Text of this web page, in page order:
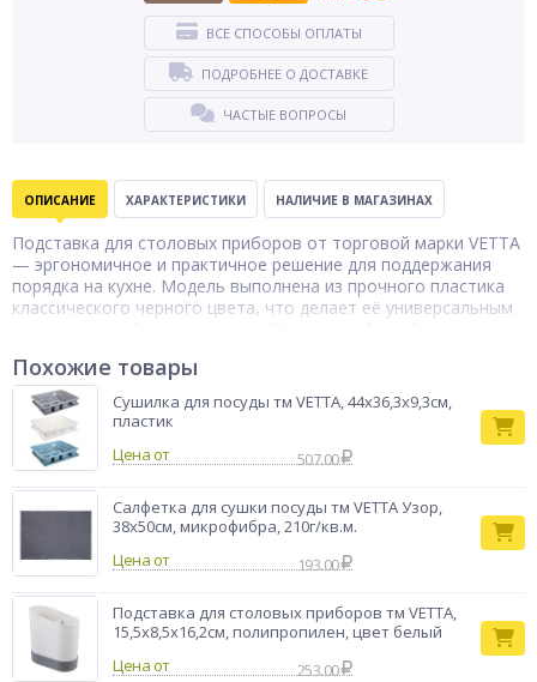
ВСЕ СПОСОБЫ ОПЛАТЫ
ПОДРОБНЕЕ О ДОСТАВКЕ
ЧАСТЫЕ ВОПРОСЫ
ОПИСАНИЕ ХАРАКТЕРИСТИКИ НАЛИЧИЕ В МАГАЗИНАХ
Подставка для столовых приборов от торговой марки VETTA
— эргономичное и практичное решение для поддержания
порядка на кухне. Модель выполнена из прочного пластика
классического черного цвета, что делает её универсальным
подставка достигает размера 37×33 см, что позволяет
разместить большое количество столовых приборов.
Внутреннее пространство организовано в шесть удобных
отделений, обеспечивающих четкое распределение ножей,
вилок, ложек и других принадлежностей. Такая конструкция
быстрый доступ к нужным предметам, сочетая в себе
функциональность, лаконичный дизайн и долговечность.
Тип товара
столовых
приборов
Бренд
VETTA
Похожие товары
Сушилка для посуды тм VETTA, 44х36,3х9,3см,
пластик
Цена от
507.00
Салфетка для сушки посуды тм VETTA Узор,
38x50см, микрофибра, 210г/кв.м.
Цена от
193.00
Подставка для столовых приборов тм VETTA,
15,5x8,5x16,2см, полипропилен, цвет белый
Цена от
253.00